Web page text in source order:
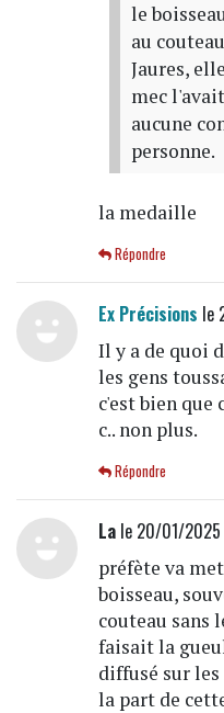
le
au
Jaures,
mec
aucune
personne.
la medaille
Répondre
Ex Précisions le
Il y a de quoi
les gens
c'est bien
c.. non plus.
Répondre
Lale 20/01/2025
préfète va
boisseau,
couteau sans
faisait la
diffusé sur les
la part de